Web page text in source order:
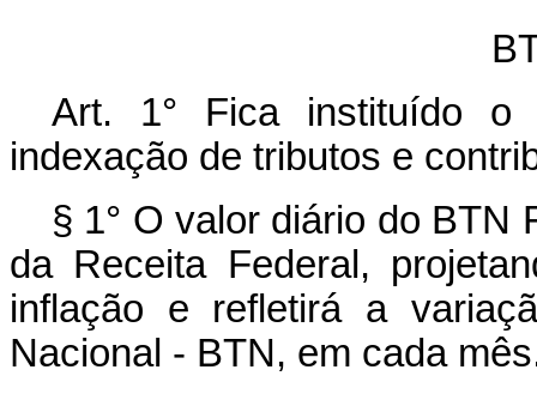
Art. 1° Fica instituído o
indexação de tributos e
§ 1° O valor diário do BTN
da Receita Federal,
inflação e refletirá a
Nacional - BTN, em cada